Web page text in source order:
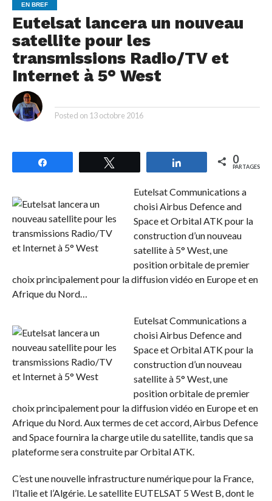
EN BREF
Eutelsat lancera un nouveau
satellite pour les
transmissions Radio/TV et
Internet à 5° West
Posted on 13 octobre 2016
Partagez 0
PARTAGES
Eutelsat Communications a
choisi Airbus Defence and
Space et Orbital ATK pour la
construction d’un nouveau
satellite à 5° West, une
position orbitale de premier
choix principalement pour la diffusion vidéo en Europe et en
Afrique du Nord…
Eutelsat Communications a
choisi Airbus Defence and
Space et Orbital ATK pour la
construction d’un nouveau
satellite à 5° West, une
position orbitale de premier
choix principalement pour la diffusion vidéo en Europe et en
Afrique du Nord. Aux termes de cet accord, Airbus Defence
and Space fournira la charge utile du satellite, tandis que sa
plateforme sera construite par Orbital ATK.
C’est une nouvelle infrastructure numérique pour la France,
l’Italie et l’Algérie. Le satellite EUTELSAT 5 West B, dont le